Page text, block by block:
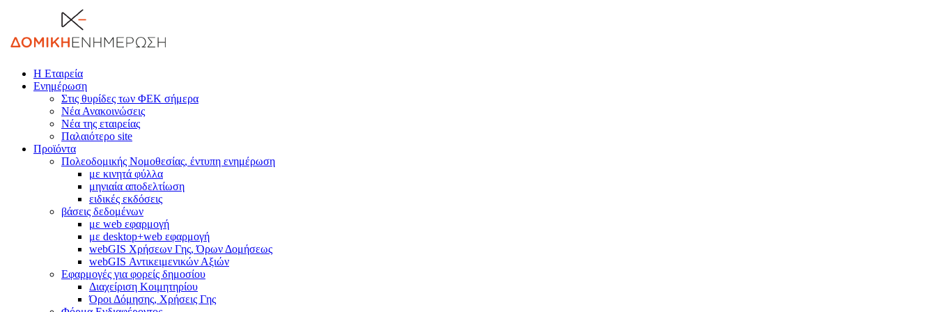
Η Εταιρεία
Ενημέρωση
Στις θυρίδες των ΦΕΚ σήμερα
Νέα Ανακοινώσεις
Νέα της εταιρείας
Παλαιότερο site
Προϊόντα
Πολεοδομικής Νομοθεσίας, έντυπη ενημέρωση
με κινητά φύλλα
μηνιαία αποδελτίωση
ειδικές εκδόσεις
βάσεις δεδομένων
με web εφαρμογή
με desktop+web εφαρμογή
webGIS Χρήσεων Γης, Όρων Δομήσεως
webGIS Αντικειμενικών Αξιών
Εφαρμογές για φορείς δημοσίου
Διαχείριση Κοιμητηρίου
Όροι Δόμησης, Χρήσεις Γης